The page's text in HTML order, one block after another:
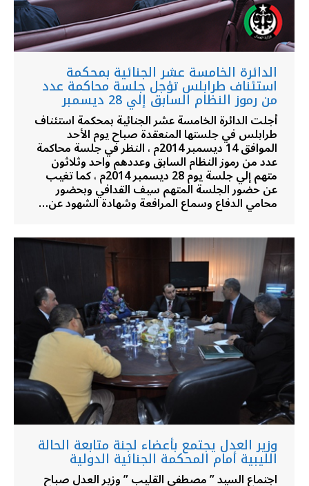
الدائرة الخامسة عشر الجنائية بمحكمة
استئناف طرابلس تؤجل جلسة محاكمة عدد
من رموز النظام السابق إلي 28 ديسمبر
أجلت الدائرة الخامسة عشر الجنائية بمحكمة استئناف
طرابلس في جلستها المنعقدة صباح يوم الأحد
الموافق 14 ديسمبر 2014م ، النظر في جلسة محاكمة
عدد من رموز النظام السابق وعددهم واحد وثلاثون
متهم إلي جلسة يوم 28 ديسمبر 2014م ، كما تغيب
عن حضور الجلسة المتهم سيف القدافي وبحضور
محامي الدفاع وسماع المرافعة وشهادة الشهود عن…
وزير العدل يجتمع بأعضاء لجنة متابعة الحالة
الليبية أمام المحكمة الجنائية الدولية
اجتماع السيد ” مصطفي القليب ” وزير العدل صباح